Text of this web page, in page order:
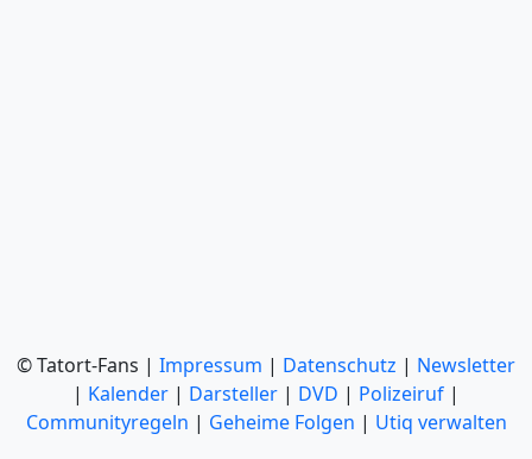
© Tatort-Fans | Impressum | Datenschutz | Newsletter
| Kalender | Darsteller | DVD | Polizeiruf |
Communityregeln | Geheime Folgen | Utiq verwalten